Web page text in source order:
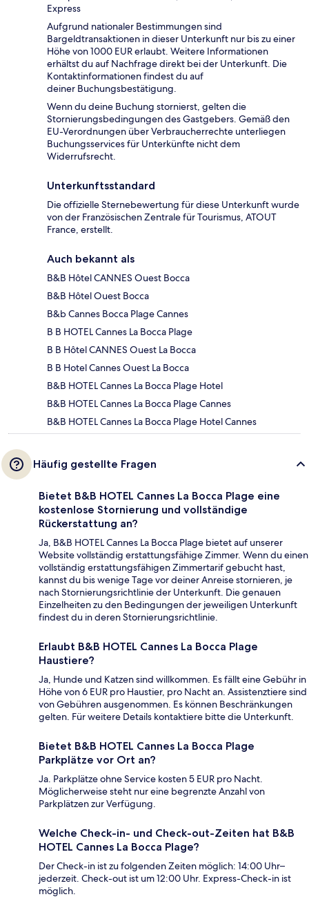
Express
Aufgrund nationaler Bestimmungen sind
Bargeldtransaktionen in dieser Unterkunft nur bis zu einer
Höhe von 1000 EUR erlaubt. Weitere Informationen
erhältst du auf Nachfrage direkt bei der Unterkunft. Die
Kontaktinformationen findest du auf
deiner Buchungsbestätigung.
Wenn du deine Buchung stornierst, gelten die
Stornierungsbedingungen des Gastgebers. Gemäß den
EU-Verordnungen über Verbraucherrechte unterliegen
Buchungsservices für Unterkünfte nicht dem
Widerrufsrecht.
Unterkunftsstandard
Die offizielle Sternebewertung für diese Unterkunft wurde
von der Französischen Zentrale für Tourismus, ATOUT
France, erstellt.
Auch bekannt als
B&B Hôtel CANNES Ouest Bocca
B&B Hôtel Ouest Bocca
B&b Cannes Bocca Plage Cannes
B B HOTEL Cannes La Bocca Plage
B B Hôtel CANNES Ouest La Bocca
B B Hotel Cannes Ouest La Bocca
B&B HOTEL Cannes La Bocca Plage Hotel
B&B HOTEL Cannes La Bocca Plage Cannes
B&B HOTEL Cannes La Bocca Plage Hotel Cannes
Häufig gestellte Fragen
Bietet B&B HOTEL Cannes La Bocca Plage eine
kostenlose Stornierung und vollständige
Rückerstattung an?
Ja, B&B HOTEL Cannes La Bocca Plage bietet auf unserer
Website vollständig erstattungsfähige Zimmer. Wenn du einen
vollständig erstattungsfähigen Zimmertarif gebucht hast,
kannst du bis wenige Tage vor deiner Anreise stornieren, je
nach Stornierungsrichtlinie der Unterkunft. Die genauen
Einzelheiten zu den Bedingungen der jeweiligen Unterkunft
findest du in deren Stornierungsrichtlinie.
Erlaubt B&B HOTEL Cannes La Bocca Plage
Haustiere?
Ja, Hunde und Katzen sind willkommen. Es fällt eine Gebühr in
Höhe von 6 EUR pro Haustier, pro Nacht an. Assistenztiere sind
von Gebühren ausgenommen. Es können Beschränkungen
gelten. Für weitere Details kontaktiere bitte die Unterkunft.
Bietet B&B HOTEL Cannes La Bocca Plage
Parkplätze vor Ort an?
Ja. Parkplätze ohne Service kosten 5 EUR pro Nacht.
Möglicherweise steht nur eine begrenzte Anzahl von
Parkplätzen zur Verfügung.
Welche Check-in- und Check-out-Zeiten hat B&B
HOTEL Cannes La Bocca Plage?
Der Check-in ist zu folgenden Zeiten möglich: 14:00 Uhr–
jederzeit. Check-out ist um 12:00 Uhr. Express-Check-in ist
möglich.